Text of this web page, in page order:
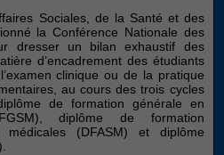
Sociales, de la Santé et des
la Conférence Nationale des
dresser un bilan exhaustif des
d’encadrement des étudiants
clinique ou de la pratique
au cours des trois cycles
de formation générale en
diplôme de formation
(DFASM) et diplôme